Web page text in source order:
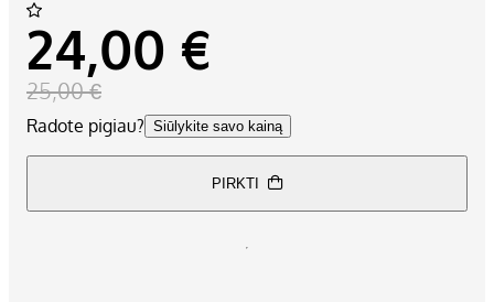
24,00 €
25,00 €
Radote pigiau? Siūlykite savo kainą
PIRKTI